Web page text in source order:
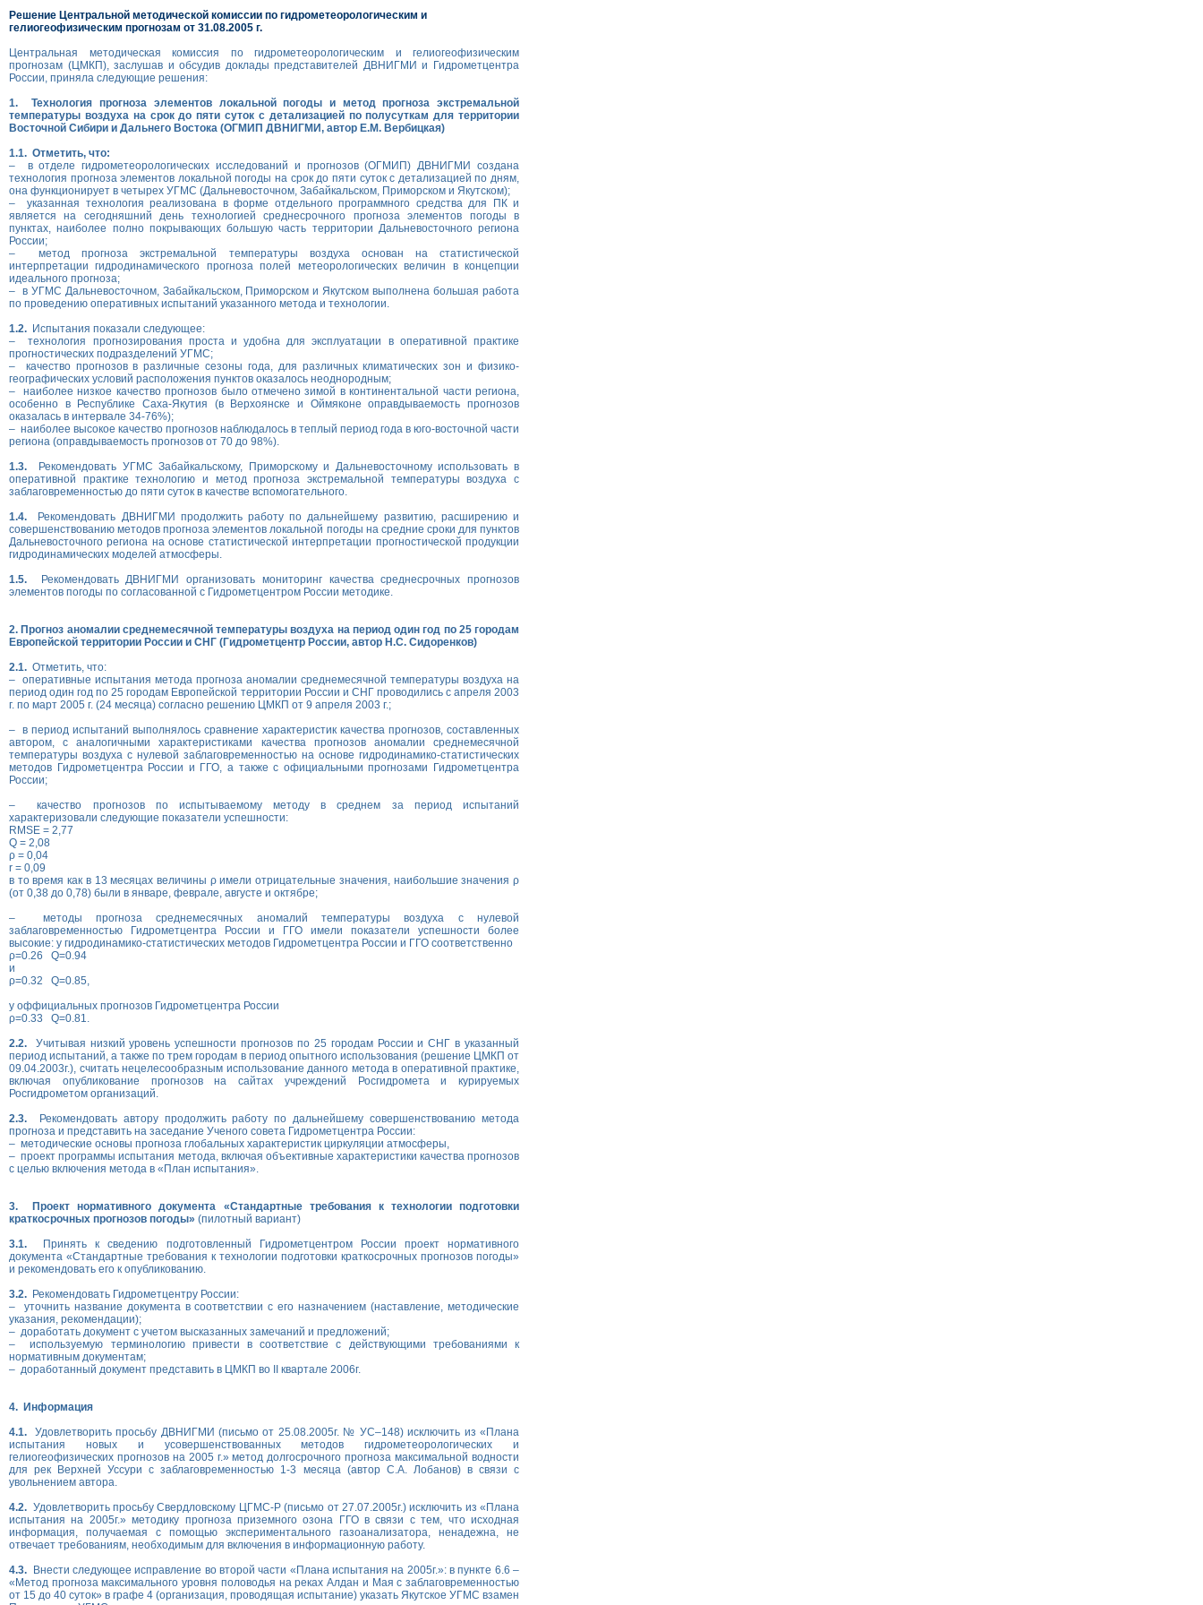
Решение Центральной методической комиссии по гидрометеорологическим и
гелиогеофизическим прогнозам от 31.08.2005 г.
Центральная методическая комиссия по гидрометеорологическим и гелиогеофизическим
прогнозам (ЦМКП), заслушав и обсудив доклады представителей ДВНИГМИ и Гидрометцентра
России, приняла следующие решения:
1. Технология прогноза элементов локальной погоды и метод прогноза экстремальной
температуры воздуха на срок до пяти cуток с детализацией по полусуткам для территории
Восточной Сибири и Дальнего Востока (ОГМИП ДВНИГМИ, автор Е.М. Вербицкая)
1.1. Отметить, что:
– в отделе гидрометеорологических исследований и прогнозов (ОГМИП) ДВНИГМИ создана
технология прогноза элементов локальной погоды на срок до пяти суток c детализацией по дням,
она функционирует в четырех УГМС (Дальневосточном, Забайкальском, Приморском и Якутском);
– указанная технология реализована в форме отдельного программного средства для ПК и
является на сегодняшний день технологией среднесрочного прогноза элементов погоды в
пунктах, наиболее полно покрывающих большую часть территории Дальневосточного региона
России;
– метод прогноза экстремальной температуры воздуха основан на статистической
интерпретации гидродинамического прогноза полей метеорологических величин в концепции
идеального прогноза;
– в УГМС Дальневосточном, Забайкальском, Приморском и Якутском выполнена большая работа
по проведению оперативных испытаний указанного метода и технологии.
1.2. Испытания показали следующее:
– технология прогнозирования проста и удобна для эксплуатации в оперативной практике
прогностических подразделений УГМС;
– качество прогнозов в различные сезоны года, для различных климатических зон и физико-
географических условий расположения пунктов оказалось неоднородным;
– наиболее низкое качество прогнозов было отмечено зимой в континентальной части региона,
особенно в Республике Саха-Якутия (в Верхоянске и Оймяконе оправдываемость прогнозов
оказалась в интервале 34-76%);
– наиболее высокое качество прогнозов наблюдалось в теплый период года в юго-восточной части
региона (оправдываемость прогнозов от 70 до 98%).
1.3. Рекомендовать УГМС Забайкальскому, Приморскому и Дальневосточному использовать в
оперативной практике технологию и метод прогноза экстремальной температуры воздуха с
заблаговременностью до пяти суток в качестве вспомогательного.
1.4. Рекомендовать ДВНИГМИ продолжить работу по дальнейшему развитию, расширению и
совершенствованию методов прогноза элементов локальной погоды на средние сроки для пунктов
Дальневосточного региона на основе статистической интерпретации прогностической продукции
гидродинамических моделей атмосферы.
1.5. Рекомендовать ДВНИГМИ организовать мониторинг качества среднесрочных прогнозов
элементов погоды по согласованной с Гидрометцентром России методике.
2. Прогноз аномалии среднемесячной температуры воздуха на период один год по 25 городам
Европейской территории России и СНГ (Гидрометцентр России, автор Н.С. Сидоренков)
2.1. Отметить, что:
– оперативные испытания метода прогноза аномалии среднемесячной температуры воздуха на
период один год по 25 городам Европейской территории России и СНГ проводились с апреля 2003
г. по март 2005 г. (24 месяца) согласно решению ЦМКП от 9 апреля 2003 г.;
– в период испытаний выполнялось сравнение характеристик качества прогнозов, составленных
автором, с аналогичными характеристиками качества прогнозов аномалии среднемесячной
температуры воздуха с нулевой заблаговременностью на основе гидродинамико-статистических
методов Гидрометцентра России и ГГО, а также с официальными прогнозами Гидрометцентра
России;
– качество прогнозов по испытываемому методу в среднем за период испытаний
характеризовали следующие показатели успешности:
RMSE = 2,77
Q = 2,08
ρ = 0,04
r = 0,09
в то время как в 13 месяцах величины ρ имели отрицательные значения, наибольшие значения ρ
(от 0,38 до 0,78) были в январе, феврале, августе и октябре;
– методы прогноза среднемесячных аномалий температуры воздуха с нулевой
заблаговременностью Гидрометцентра России и ГГО имели показатели успешности более
высокие: у гидродинамико-статистических методов Гидрометцентра России и ГГО соответственно
ρ=0.26 Q=0.94
и
ρ=0.32 Q=0.85,
у оффициальных прогнозов Гидрометцентра России
ρ=0.33 Q=0.81.
2.2. Учитывая низкий уровень успешности прогнозов по 25 городам России и СНГ в указанный
период испытаний, а также по трем городам в период опытного использования (решение ЦМКП от
09.04.2003г.), считать нецелесообразным использование данного метода в оперативной практике,
включая опубликование прогнозов на сайтах учреждений Росгидромета и курируемых
Росгидрометом организаций.
2.3. Рекомендовать автору продолжить работу по дальнейшему совершенствованию метода
прогноза и представить на заседание Ученого совета Гидрометцентра России:
– методические основы прогноза глобальных характеристик циркуляции атмосферы,
– проект программы испытания метода, включая объективные характеристики качества прогнозов
с целью включения метода в «План испытания».
3. Проект нормативного документа «Стандартные требования к технологии подготовки
краткосрочных прогнозов погоды» (пилотный вариант)
3.1. Принять к сведению подготовленный Гидрометцентром России проект нормативного
документа «Стандартные требования к технологии подготовки краткосрочных прогнозов погоды»
и рекомендовать его к опубликованию.
3.2. Рекомендовать Гидрометцентру России:
– уточнить название документа в соответствии с его назначением (наставление, методические
указания, рекомендации);
– доработать документ с учетом высказанных замечаний и предложений;
– используемую терминологию привести в соответствие с действующими требованиями к
нормативным документам;
– доработанный документ представить в ЦМКП во II квартале 2006г.
4. Информация
4.1. Удовлетворить просьбу ДВНИГМИ (письмо от 25.08.2005г. № УС–148) исключить из «Плана
испытания новых и усовершенствованных методов гидрометеорологических и
гелиогеофизических прогнозов на 2005 г.» метод долгосрочного прогноза максимальной водности
для рек Верхней Уссури с заблаговременностью 1-3 месяца (автор С.А. Лобанов) в связи с
увольнением автора.
4.2. Удовлетворить просьбу Свердловскому ЦГМС-Р (письмо от 27.07.2005г.) исключить из «Плана
испытания на 2005г.» методику прогноза приземного озона ГГО в связи с тем, что исходная
информация, получаемая с помощью экспериментального газоанализатора, ненадежна, не
отвечает требованиям, необходимым для включения в информационную работу.
4.3. Внести следующее исправление во второй части «Плана испытания на 2005г.»: в пункте 6.6 –
«Метод прогноза максимального уровня половодья на реках Алдан и Мая с заблаговременностью
от 15 до 40 суток» в графе 4 (организация, проводящая испытание) указать Якутское УГМС взамен